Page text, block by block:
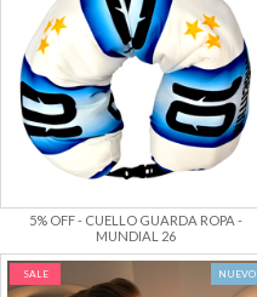
5% OFF - CUELLO GUARDA ROPA -
MUNDIAL 26
NUEVO
SALE